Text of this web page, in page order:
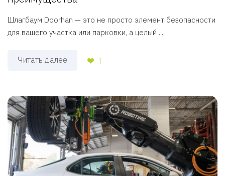
Шлагбаум Doorhan — это не просто элемент безопасности
для вашего участка или парковки, а целый ...
Читать далее 1